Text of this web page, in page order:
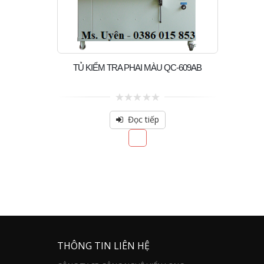
TỦ KIỂM TRA PHAI MÀU QC-609AB
0
out
of
Đọc tiếp
THÔNG TIN LIÊN HỆ